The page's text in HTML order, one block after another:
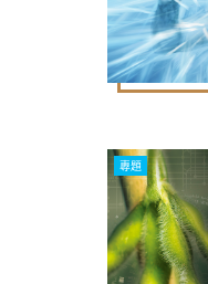
專題